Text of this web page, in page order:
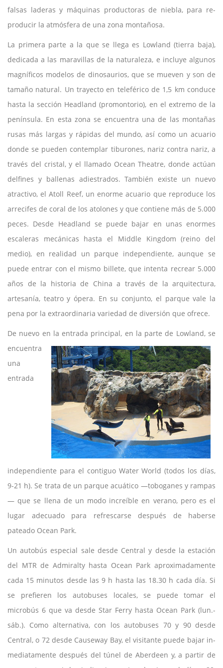
falsas laderas y máquinas productoras de niebla, para re-
producir la atmósfera de una zona montañosa.
La primera parte a la que se llega es Lowland (tierra baja),
dedicada a las maravillas de la naturaleza, e incluye algunos
magníficos modelos de dinosaurios, que se mueven y son de
tamaño natural. Un trayecto en teleférico de 1,5 km conduce
hasta la sección Headland (promontorio), en el extremo de la
península. En esta zona se encuentra una de las montañas
rusas más largas y rápidas del mundo, así como un acuario
donde se pueden contemplar tiburones, nariz contra nariz, a
través del cristal, y el llamado Ocean Theatre, donde actúan
delfines y ballenas adiestrados. También existe un nuevo
atractivo, el Atoll Reef, un enorme acuario que reproduce los
arrecifes de coral de los atolones y que contiene más de 5.000
peces. Desde Headland se puede bajar en unas enormes
escaleras mecánicas hasta el Middle Kingdom (reino del
medio), en realidad un parque independiente, aunque se
puede entrar con el mismo billete, que intenta recrear 5.000
años de la historia de China a través de la arquitectura,
artesanía, teatro y ópera. En su conjunto, el parque vale la
pena por la extraordinaria variedad de diversión que ofrece.
De nuevo en la entrada principal, en la parte de Lowland, se
encuentra
una
entrada
independiente para el contiguo Water World (todos los días,
9-21 h). Se trata de un parque acuático —toboganes y rampas
— que se llena de un modo increíble en verano, pero es el
lugar adecuado para refrescarse después de haberse
pateado Ocean Park.
Un autobús especial sale desde Central y desde la estación
del MTR de Admiralty hasta Ocean Park aproximadamente
cada 15 minutos desde las 9 h hasta las 18.30 h cada día. Si
se prefieren los autobuses locales, se puede tomar el
microbús 6 que va desde Star Ferry hasta Ocean Park (lun.-
sáb.). Como alternativa, con los autobuses 70 y 90 desde
Central, o 72 desde Causeway Bay, el visitante puede bajar in-
mediatamente después del túnel de Aberdeen y, a partir de